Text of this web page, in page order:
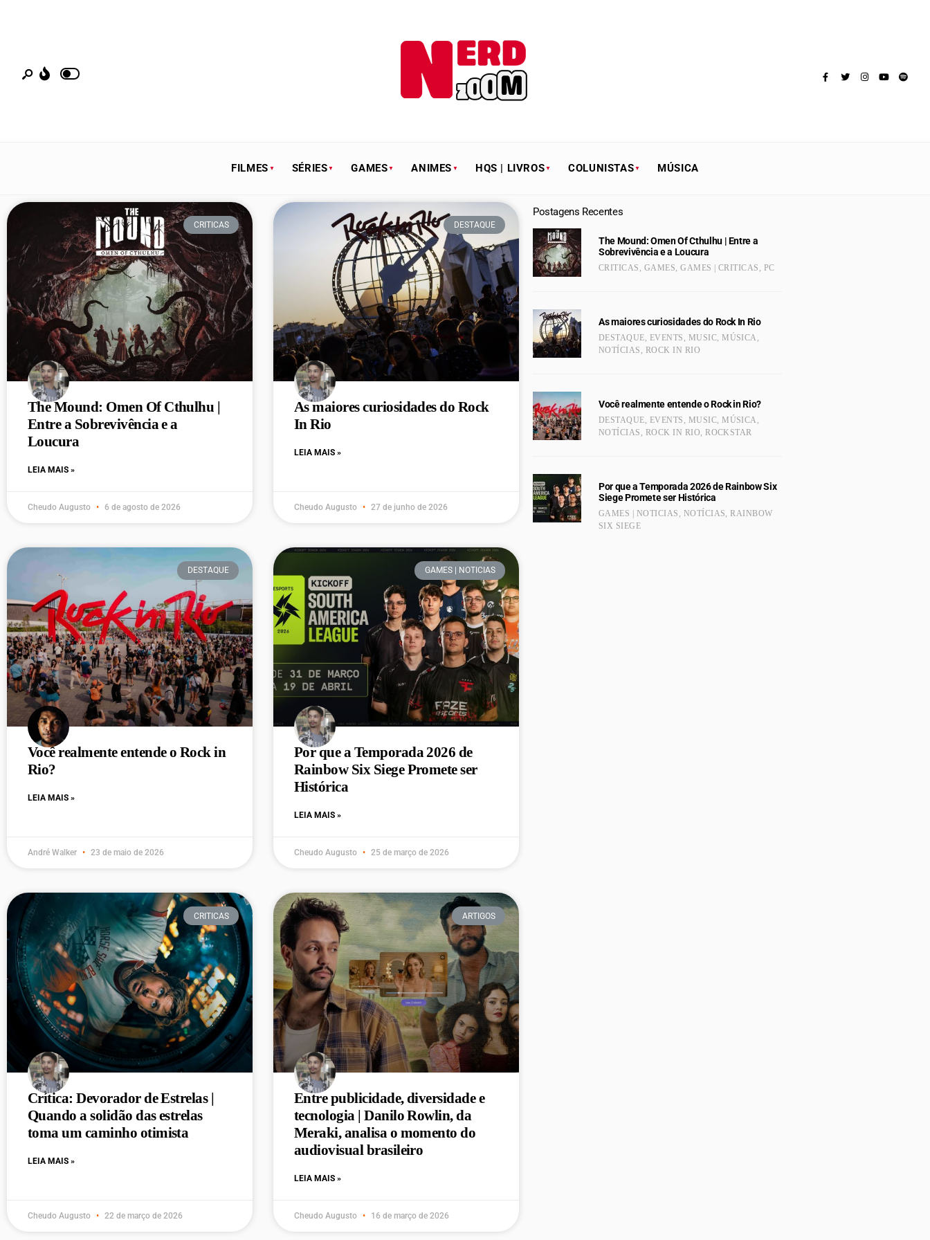
FILMES SÉRIES GAMES ANIMES HQS | LIVROS COLUNISTAS MÚSICA
CRITICAS
The Mound: Omen Of Cthulhu |
Entre a Sobrevivência e a
Loucura
LEIA MAIS »
Cheudo Augusto 6 de agosto de 2026
DESTAQUE
As maiores curiosidades do Rock
In Rio
LEIA MAIS »
Cheudo Augusto 27 de junho de 2026
DESTAQUE
Você realmente entende o Rock in
Rio?
LEIA MAIS »
André Walker 23 de maio de 2026
GAMES | NOTICIAS
Por que a Temporada 2026 de
Rainbow Six Siege Promete ser
Histórica
LEIA MAIS »
Cheudo Augusto 25 de março de 2026
CRITICAS
Crítica: Devorador de Estrelas |
Quando a solidão das estrelas
toma um caminho otimista
LEIA MAIS »
Cheudo Augusto 22 de março de 2026
ARTIGOS
Entre publicidade, diversidade e
tecnologia | Danilo Rowlin, da
Meraki, analisa o momento do
audiovisual brasileiro
LEIA MAIS »
Cheudo Augusto 16 de março de 2026
Postagens Recentes
The Mound: Omen Of Cthulhu | Entre a
Sobrevivência e a Loucura
CRITICAS , GAMES,GAMES | CRITICAS , PC
As maiores curiosidades do Rock In Rio
DESTAQUE, EVENTS , MUSIC,MÚSICA ,
NOTÍCIAS , ROCK IN RIO
Você realmente entende o Rock in Rio?
DESTAQUE, EVENTS , MUSIC,MÚSICA ,
NOTÍCIAS , ROCK IN RIO,ROCKSTAR
Por que a Temporada 2026 de Rainbow Six
Siege Promete ser Histórica
GAMES | NOTICIAS , NOTÍCIAS,RAINBOW
SIX SIEGE